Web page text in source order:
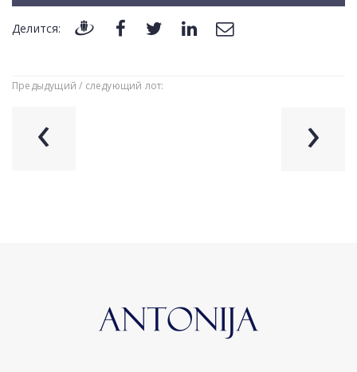
Делится:
Предыдущий / следующий лот:
‹ ›